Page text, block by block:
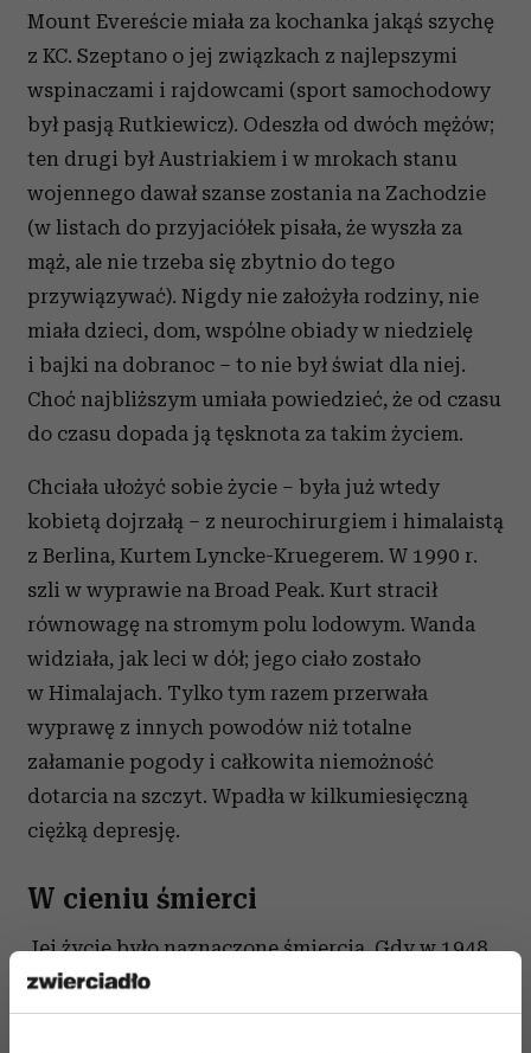
Mount Evereście miała za kochanka jakąś szychę
z KC. Szeptano o jej związkach z najlepszymi
wspinaczami i rajdowcami (sport samochodowy
był pasją Rutkiewicz). Odeszła od dwóch mężów;
ten drugi był Austriakiem i w mrokach stanu
wojennego dawał szanse zostania na Zachodzie
(w listach do przyjaciółek pisała, że wyszła za
mąż, ale nie trzeba się zbytnio do tego
przywiązywać). Nigdy nie założyła rodziny, nie
miała dzieci, dom, wspólne obiady w niedzielę
i bajki na dobranoc – to nie był świat dla niej.
Choć najbliższym umiała powiedzieć, że od czasu
do czasu dopada ją tęsknota za takim życiem.
Chciała ułożyć sobie życie – była już wtedy
kobietą dojrzałą – z neurochirurgiem i himalaistą
z Berlina, Kurtem Lyncke-Kruegerem. W 1990 r.
szli w wyprawie na Broad Peak. Kurt stracił
równowagę na stromym polu lodowym. Wanda
widziała, jak leci w dół; jego ciało zostało
w Himalajach. Tylko tym razem przerwała
wyprawę z innych powodów niż totalne
załamanie pogody i całkowita niemożność
dotarcia na szczyt. Wpadła w kilkumiesięczną
ciężką depresję.
W cieniu śmierci
Jej życie było naznaczone śmiercią. Gdy w 1948
r. mieszkali we Wrocławiu, jej starszy brat,
Jureczek, bawił się z kolegami wojennym